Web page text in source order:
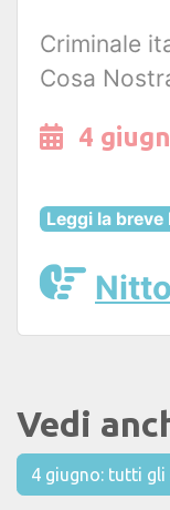
Criminale
Cosa
4
Leggi la
Vedi
4 giugno: tutti gli